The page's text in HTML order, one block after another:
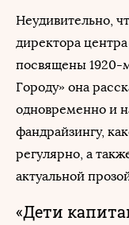
Неудивительно,
директора
посвящены 1920-
Городу» она
одновременно и
фандрайзингу,
регулярно, а
актуальной
«Дети